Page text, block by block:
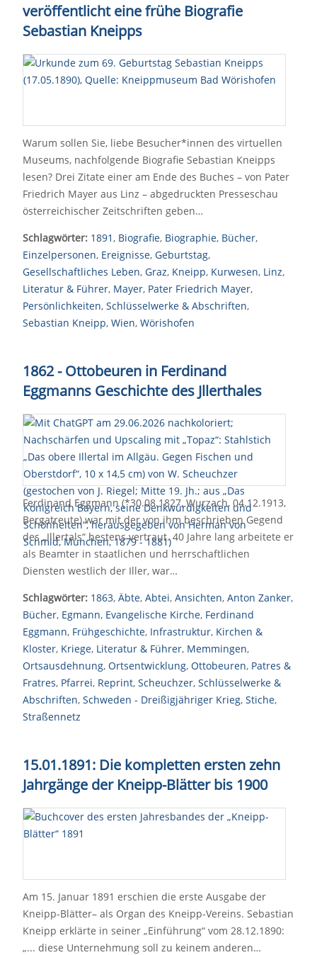
veröffentlicht eine frühe Biografie
Sebastian Kneipps
Warum sollen Sie, liebe Besucher*innen des virtuellen
Museums, nachfolgende Biografie Sebastian Kneipps
lesen? Drei Zitate einer am Ende des Buches – von Pater
Friedrich Mayer aus Linz – abgedruckten Presseschau
österreichischer Zeitschriften geben…
Schlagwörter: 1891, Biografie, Biographie, Bücher,
Einzelpersonen, Ereignisse, Geburtstag,
Gesellschaftliches Leben, Graz, Kneipp, Kurwesen, Linz,
Literatur & Führer, Mayer, Pater Friedrich Mayer,
Persönlichkeiten, Schlüsselwerke & Abschriften,
Sebastian Kneipp, Wien, Wörishofen
1862 - Ottobeuren in Ferdinand
Eggmanns Geschichte des Jllerthales
Ferdinand Eggmann (*30.08.1827, Wurzach, 04.12.1913,
Bergatreute) war mit der von ihm beschrieben Gegend
des „Illertals“ bestens vertraut. 40 Jahre lang arbeitete er
als Beamter in staatlichen und herrschaftlichen
Diensten westlich der Iller, war…
Schlagwörter: 1863, Äbte, Abtei, Ansichten, Anton Zanker,
Bücher, Egmann, Evangelische Kirche, Ferdinand
Eggmann, Frühgeschichte, Infrastruktur, Kirchen &
Kloster, Kriege, Literatur & Führer, Memmingen,
Ortsausdehnung, Ortsentwicklung, Ottobeuren, Patres &
Fratres, Pfarrei, Reprint, Scheuchzer, Schlüsselwerke &
Abschriften, Schweden - Dreißigjähriger Krieg, Stiche,
Straßennetz
15.01.1891: Die kompletten ersten zehn
Jahrgänge der Kneipp-Blätter bis 1900
Am 15. Januar 1891 erschien die erste Ausgabe der
Kneipp-Blätter– als Organ des Kneipp-Vereins. Sebastian
Kneipp erklärte in seiner „Einführung“ vom 28.12.1890:
„... diese Unternehmung soll zu keinem anderen…